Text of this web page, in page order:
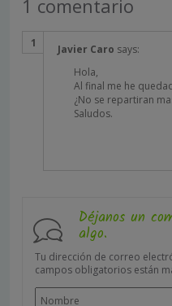
1 comentario
Javier Caro says:
Hola,
Al final me he
¿No se repartiran
Saludos.
Déjanos un
algo.
Tu dirección de correo
campos obligatorios están